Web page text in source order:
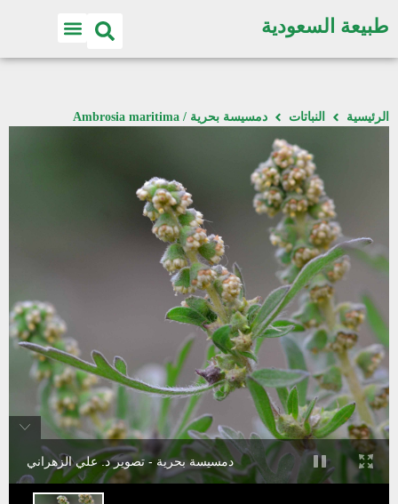
طبيعة السعودية
الرئيسية النباتات دمسيسة بحرية / Ambrosia maritima
دمسيسة بحرية - تصوير د. علي الزهراني